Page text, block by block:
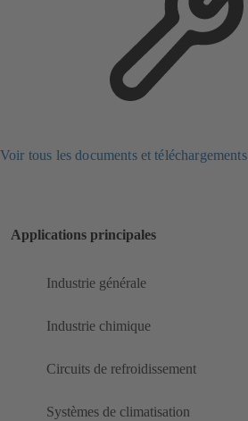
Voir tous les documents et téléchargements
Applications principales
Industrie générale
Industrie chimique
Circuits de refroidissement
Systèmes de climatisation